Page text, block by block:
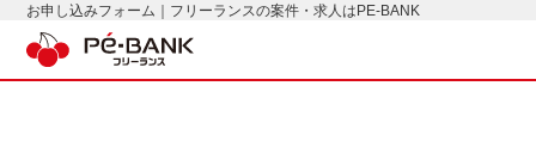
お申し込みフォーム｜フリーランスの案件・求人はPE-BANK